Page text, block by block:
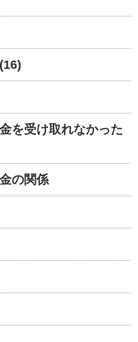
を受け取れなかった
の関係